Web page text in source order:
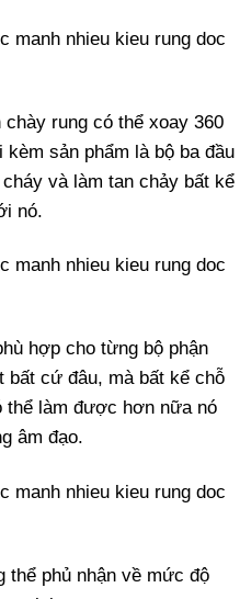
rung có thể xoay 360
sản phẩm là bộ ba đầu
và làm tan chảy bất kể
nó.
hợp cho từng bộ phận
bất cứ đâu, mà bất kể chỗ
thể làm được hơn nữa nó
âm đạo.
thể phủ nhận về mức độ